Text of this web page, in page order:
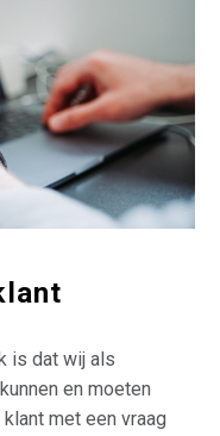
is dat wij als
en moeten
met een vraag